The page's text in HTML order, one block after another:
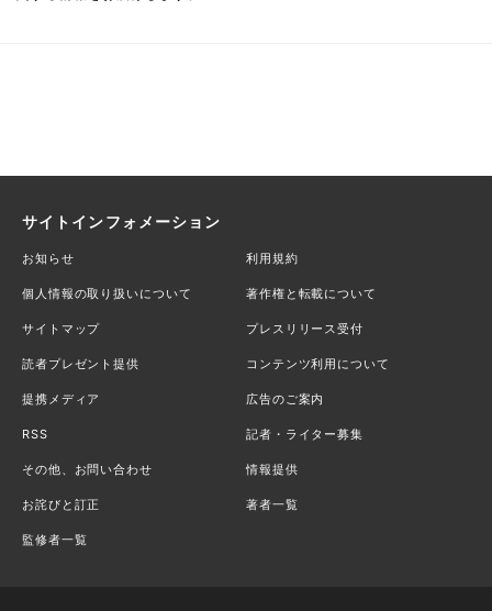
サイトインフォメーション
お知らせ 利用規約
個人情報の取り扱いについて 著作権と転載について
サイトマップ プレスリリース受付
読者プレゼント提供 コンテンツ利用について
提携メディア 広告のご案内
RSS 記者・ライター募集
その他、お問い合わせ 情報提供
お詫びと訂正 著者一覧
監修者一覧